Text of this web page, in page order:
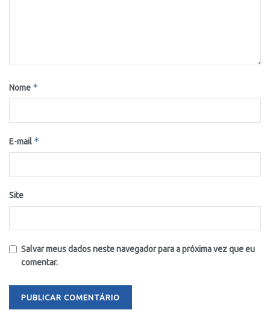
Nome *
E-mail *
Site
Salvar meus dados neste navegador para a próxima vez que eu
comentar.